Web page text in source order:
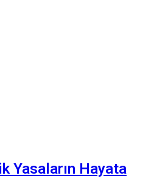
Yasaların Hayata